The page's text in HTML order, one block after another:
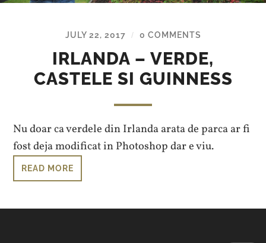
JULY 22, 2017 / 0 COMMENTS
IRLANDA – VERDE,
CASTELE SI GUINNESS
Nu doar ca verdele din Irlanda arata de parca ar fi
fost deja modificat in Photoshop dar e viu.
READ MORE